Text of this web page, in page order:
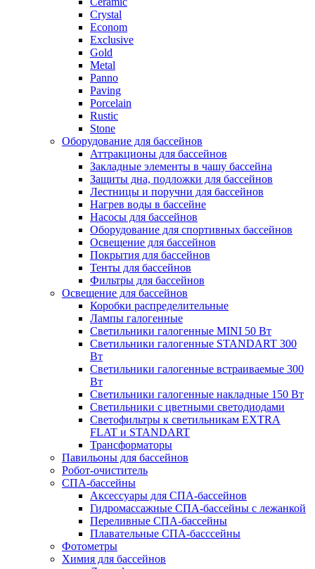
Crystal
Econom
Exclusive
Gold
Metal
Panno
Paving
Porcelain
Rustic
Stone
Оборудование для бассейнов
Аттракционы для бассейнов
Закладные элементы в чашу бассейна
Защиты дна, подложки для бассейнов
Лестницы и поручни для бассейнов
Нагрев воды в бассейне
Насосы для бассейнов
Оборудование для спортивных бассейнов
Освещение для бассейнов
Покрытия для бассейнов
Тенты для бассейнов
Фильтры для бассейнов
Освещение для бассейнов
Коробки распределительные
Лампы галогенные
Светильники галогенные MINI 50 Вт
Светильники галогенные STANDART 300
Вт
Светильники галогенные встраиваемые 300
Вт
Светильники галогенные накладные 150 Вт
Светильники с цветными светодиодами
Светофильтры к светильникам EXTRA
FLAT и STANDART
Трансформаторы
Павильоны для бассейнов
Робот-очиститель
СПА-бассейны
Аксессуары для СПА-бассейнов
Гидромассажные СПА-бассейны с лежанкой
Переливные СПА-бассейны
Плавательные СПА-басссейны
Фотометры
Химия для бассейнов